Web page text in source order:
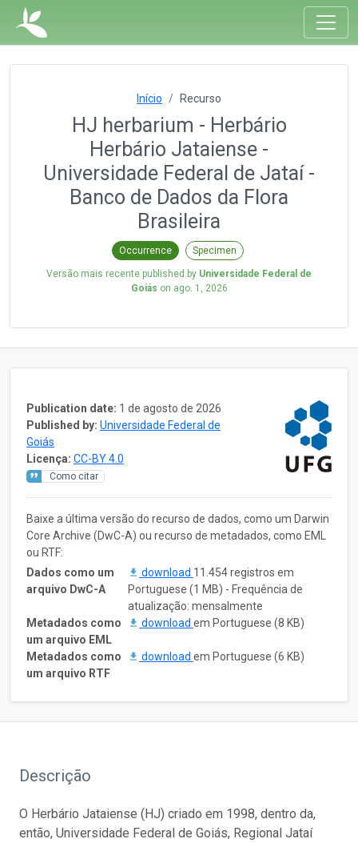
Início Recurso
HJ herbarium - Herbário
Herbário Jataiense -
Universidade Federal de Jataí -
Banco de Dados da Flora
Brasileira
Occurrence Specimen
Versão mais recente published by Universidade Federal de
Goiás on ago. 1, 2026
Publication date: 1 de agosto de 2026
Published by: Universidade Federal de
Goiás
Licença: CC-BY 4.0
Como citar
Baixe a última versão do recurso de dados, como um Darwin
Core Archive (DwC-A) ou recurso de metadados, como EML
ou RTF:
Dados como um
arquivo DwC-A
download 11.454 registros em
Portuguese (1 MB) - Frequência de
atualização: mensalmente
Metadados como
um arquivo EML
download em Portuguese (8 KB)
Metadados como
um arquivo RTF
download em Portuguese (6 KB)
Descrição
O Herbário Jataiense (HJ) criado em 1998, dentro da,
então, Universidade Federal de Goiás, Regional Jataí